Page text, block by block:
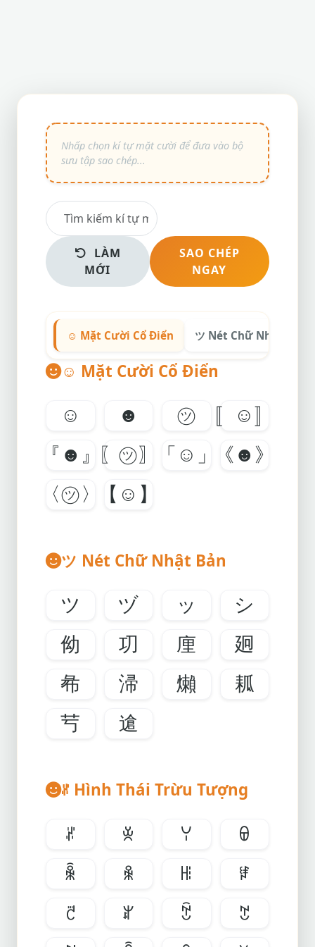
LÀM
MỚI
SAO CHÉP
NGAY
☺ Mặt Cười Cổ Điển ツ Nét Chữ Nhật Bản
☺ Mặt Cười Cổ Điển
☺ ☻ ㋡
〚☺〛
『☻』
〖㋡〗 「☺」
《☻》
〈㋡〉
【☺】
ツ Nét Chữ Nhật Bản
ツ ヅ ッ
シ
㑃
㓛 㢆
㢠
㣇
㴆 㸊
㼍
䒓
䢢
ꌝ Hình Thái Trừu Tượng
ꌝ ꌞ ꌩ
ꌷ
ꆛ
ꆜ ꆿ
ꇂ
ꇃ
ꇔ ꇕ
ꇖ